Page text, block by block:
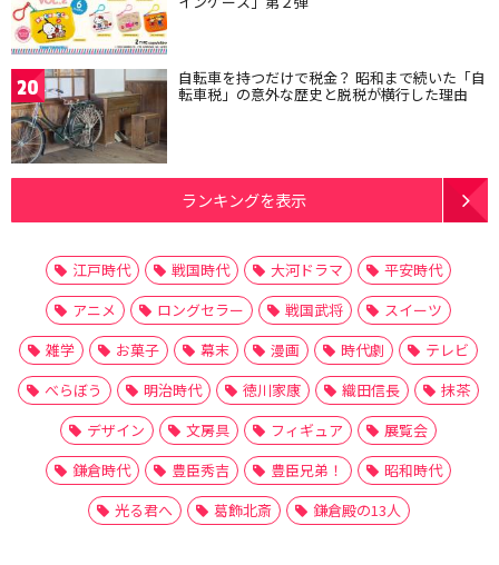
20 自転車を持つだけで税金？ 昭和まで続いた「自
転車税」の意外な歴史と脱税が横行した理由
ランキングを表示
江戸時代 戦国時代 大河ドラマ
平安時代
アニメ
ロングセラー 戦国武将
スイーツ
雑学
お菓子 幕末 漫画 時代劇
テレビ
べらぼう
明治時代 徳川家康 織田信長
抹茶
デザイン
文房具 フィギュア
展覧会
鎌倉時代
豊臣秀吉 豊臣兄弟！
昭和時代
光る君へ
葛飾北斎 鎌倉殿の13人